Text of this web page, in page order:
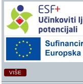
VIŠE